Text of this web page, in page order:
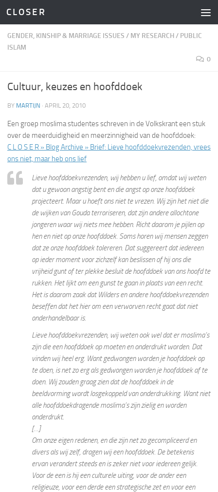
Skip to content
C L O S E R
GENDER, KINSHIP & MARRIAGE ISSUES / MY RESEARCH/ PUBLIC
ISLAM
0
Cultuur, keuzes en hoofddoek
BY MARTIJN · APRIL 20, 2010
Een groep moslima studentes schreven in de Volkskrant een stuk
over de meerduidigheid en meerzinnigheid van de hoofddoek:
C L O S E R » Blog Archive » Brief: Lieve hoofddoekvrezenden, vrees
ons niet, maar heb ons lief
Lieve hoofddoekvrezenden, wij hebben u lief, omdat wij weten
dat u gewoon angstig bent en die angst op onze hoofddoek
projecteert. Maar u hoeft ons niet te vrezen. Wij zijn het niet die
de wijken van Gouda terroriseren, dat zijn andere allochtone
jongeren waar wij niets mee hebben. Richt daarom je pijlen op
hen en niet op onze hoofddoek. Soms horen wij mensen zeggen
dat ze onze hoofddoek tolereren. Dat suggereert dat iedereen
op ieder moment voor zichzelf kan beslissen of hij ons die
vrijheid gunt of ter plekke besluit de hoofddoek van ons hoofd te
rukken. Het lijkt om een gunst te gaan in plaats van een recht.
Het is daarom zaak dat Wilders en andere hoofddoekvrezenden
beseffen dat het hier om een verworven recht gaat dat niet
onderhandelbaar is.
Lieve hoofddoekvrezenden, wij weten ook wel dat er moslima’s
zijn die een hoofddoek op moeten en onderdrukt worden. Dat
vinden wij heel erg. Want gedwongen worden je hoofddoek op
te doen, is net zo erg als gedwongen worden je hoofddoek af te
doen. Wij zouden graag zien dat de hoofddoek in de
beeldvorming wordt losgekoppeld van onderdrukking. Want niet
alle hoofddoekdragende moslima’s zijn zielig en worden
onderdrukt.
[…]
Om onze eigen redenen, en die zijn net zo gecompliceerd en
divers als wij zelf, dragen wij een hoofddoek. De betekenis
ervan verandert steeds en is zeker niet voor iedereen gelijk.
Voor de een is hij een culturele uiting, voor de ander een
religieuze, voor een derde een strategische zet en voor een